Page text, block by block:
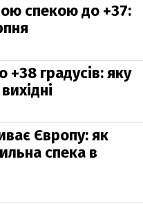
спекою до +37:
+38 градусів: яку
Європу: як
спека в